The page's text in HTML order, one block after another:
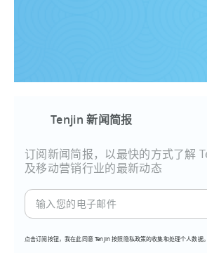
Tenjin 新闻简报
订阅新闻简报，以最快的方式了解
及移动营销行业的最新动态
输
入
的
点击订阅按钮，我在此同意 Tenjin 按照隐私政策的收集和处理个人数据